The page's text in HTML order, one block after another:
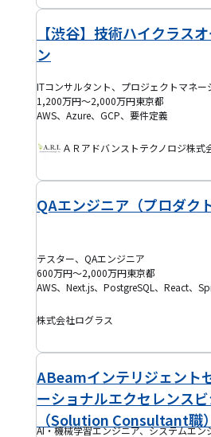
【渋谷】技術ハイクラス
ン
1,200万円～2,000万円東京都
AWS、Azure、GCP、要件定義
ＡＲアドバンストテクノロジ株式
QAエンジニア（プロダク
テスター、QAエンジニア
600万円～2,000万円東京都
株式会社ログラス
ABeamインテリジェント
ーショナルエクセレンス
（Solution Consultant